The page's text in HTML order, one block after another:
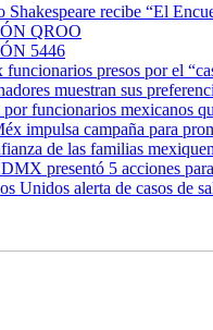
Shakespeare recibe “El
QROO
5446
funcionarios presos por el
muestran sus
por funcionarios mexicanos
impulsa campaña para
de las familias
presentó 5 acciones
Unidos alerta de casos de